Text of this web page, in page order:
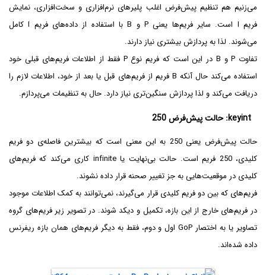
می‌زنیم هم تنظیم پیش‌فرض اغلب پلیرهای نرم‌افزاری و سخت‌افزاری، نمایش
فریم I است. سایر فریم‌ها یعنی P و B با استفاده از داده‌های فریم I کامل
می‌شوند. لذا به پردازش بیشتری نیاز دارند.
تفاوت P و B در این است که فریم نوع P فقط از اطلاعات فریم‌های قبلی خود
استفاده می‌کند حال آنکه B فریم از فریم‌های قبل یا بعد از خود، اطلاعات لازم را
دریافت می‌کند و لذا پردازش سنگین‌تری نیاز دارد. حال به تنظیمات می‌پردازم.
keyint: حالت پیش‌فرض 250
حالت پیش‌فرض یعنی 250 به این معنی است که بیشترین فاصله‌ی دو فریم
کلیدی، 250 فریم است. حالت بی‌نهایت یا infinite کاری می‌کند که فریم‌های
کلیدی در موقعیت‌هایی به جز تغییر صحنه قرار داده نشوند.
فریم‌های که بین دو فریم کلیدی قرار می‌گیرند، نمی‌توانند به کمک اطلاعات موجود
در فریم‌های خارج از این بازه، تکمیل و دیکد شوند. در تصویر زیر فریم‌های گروه
تصاویر یا به اختصار GoP اول و دوم، فقط به دیگر فریم‌های همان بازه ریفرنس
داده شده‌اند.